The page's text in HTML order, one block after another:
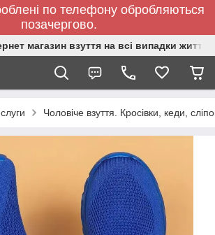
по телефону обробляються
позачергово.
магазин взуття на всі випадки життя.
Чоловіче взуття. Кросівки, кеди,